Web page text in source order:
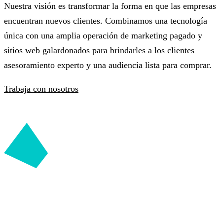
Nuestra visión es transformar la forma en que las empresas
encuentran nuevos clientes. Combinamos una tecnología
única con una amplia operación de marketing pagado y
sitios web galardonados para brindarles a los clientes
asesoramiento experto y una audiencia lista para comprar.
Trabaja con nosotros